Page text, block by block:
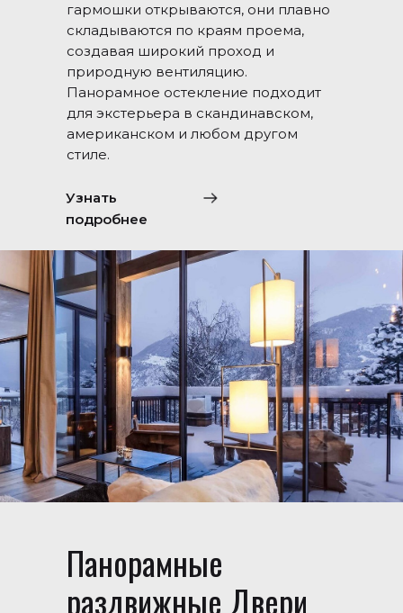
гармошки открываются, они плавно
складываются по краям проема,
создавая широкий проход и
природную вентиляцию.
Панорамное остекление подходит
для экстерьера в скандинавском,
американском и любом другом
стиле.
Узнать
подробнее
Панорамные
раздвижные Двери